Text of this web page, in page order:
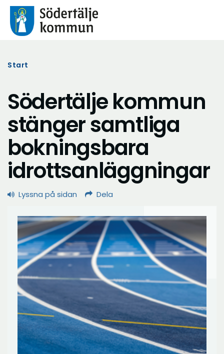
Start
Södertälje kommun
stänger samtliga
bokningsbara
idrottsanläggningar
Lyssna på sidan Dela